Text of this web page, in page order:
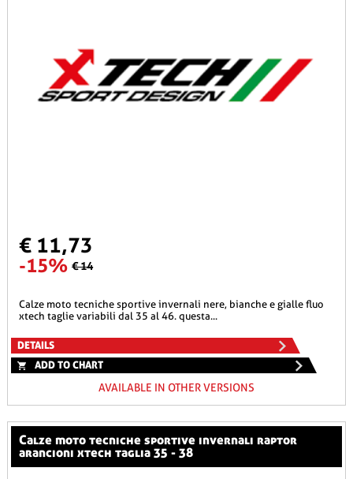
€ 11,73
-15% € 14
calze moto tecniche sportive invernali nere, bianche e gialle fluo
xtech taglie variabili dal 35 al 46. questa...
DETAILS
ADD TO CHART
AVAILABLE IN OTHER VERSIONS
calze moto tecniche sportive invernali raptor
arancioni xtech taglia 35 - 38